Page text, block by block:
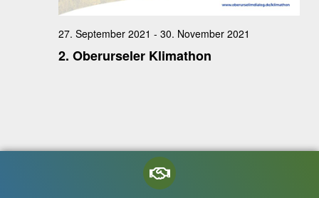
27. September 2021 - 30. November 2021
2. Oberurseler Klimathon